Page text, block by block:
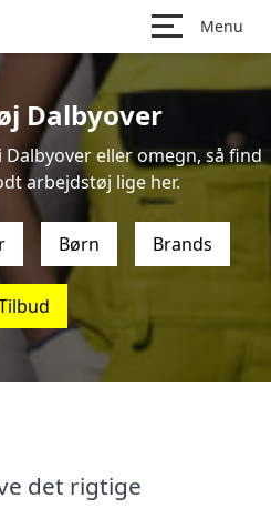
Menu
Dalbyover
eller omegn, så find
arbejdstøj lige her.
Børn Brands
det rigtige